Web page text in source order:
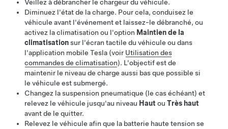
Veillez à débrancher le chargeur du véhicule.
Diminuez l'état de la charge. Pour cela, conduisez le
véhicule avant l'événement et laissez-le débranché, ou
activez la climatisation ou l'option Maintien de la
climatisationsur l'écran tactile du véhicule ou dans
l'application mobile Tesla (voir Utilisation des
commandes de climatisation). L'objectif est de
maintenir le niveau de charge aussi bas que possible si
le véhicule est submergé.
Changez la suspension pneumatique (le cas échéant) et
relevez le véhicule jusqu'au niveau Haut ou Très haut
avant de le quitter.
Relevez le véhicule afin que la batterie haute tension se